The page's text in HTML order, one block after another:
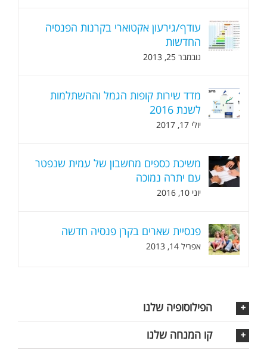
עודף/גירעון אקטוארי בקרנות הפנסיה
החדשות
נובמבר 25, 2013
מדד שירות קופות הגמל וההשתלמות
לשנת 2016
יולי 17, 2017
משיכת כספים מחשבון של עמית שנפטר
עם יתרה נמוכה
יוני 10, 2016
פנסיית שארים בקרן פנסיה חדשה
אפריל 14, 2013
הפילוסופיה שלנו
קו המנחה שלנו